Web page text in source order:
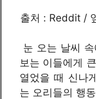
출처 : Reddit /
눈 오는 날씨
보는 이들에게
열었을 때 신나
는 오리들의 행